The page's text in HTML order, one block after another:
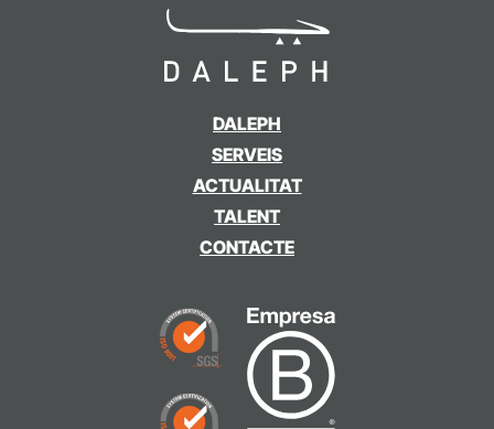
DALEPH
SERVEIS
ACTUALITAT
TALENT
CONTACTE